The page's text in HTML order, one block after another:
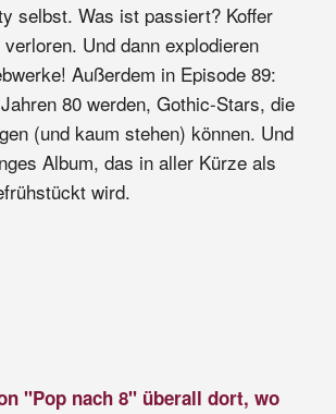
selbst. Was ist passiert? Koffer
Und dann explodieren
Außerdem in Episode 89:
80 werden, Gothic-Stars, die
(und kaum stehen) können. Und
Album, das in aller Kürze als
wird.
"Pop nach 8" überall dort, wo